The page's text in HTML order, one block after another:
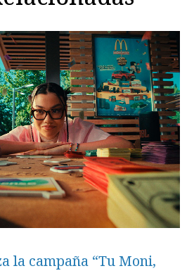
la campaña “Tu Moni,